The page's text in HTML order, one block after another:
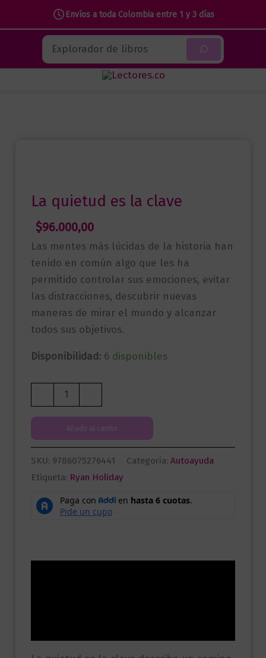
Envíos a toda Colombia entre 1 y 3 días
contenido
Buscar
La quietud es la clave
$96.000,00
Las mentes más lúcidas de la historia han
tenido en común algo que les ha
permitido controlar sus emociones, evitar
las distracciones, descubrir nuevas
maneras de mirar el mundo y alcanzar
todos sus objetivos.
Disponibilidad: 6 disponibles
quietud
es
la
clave
cantidad
Añadir al carrito
SKU: 9786075276441 Categoría: Autoayuda
Etiqueta: Ryan Holiday
la
cantidad